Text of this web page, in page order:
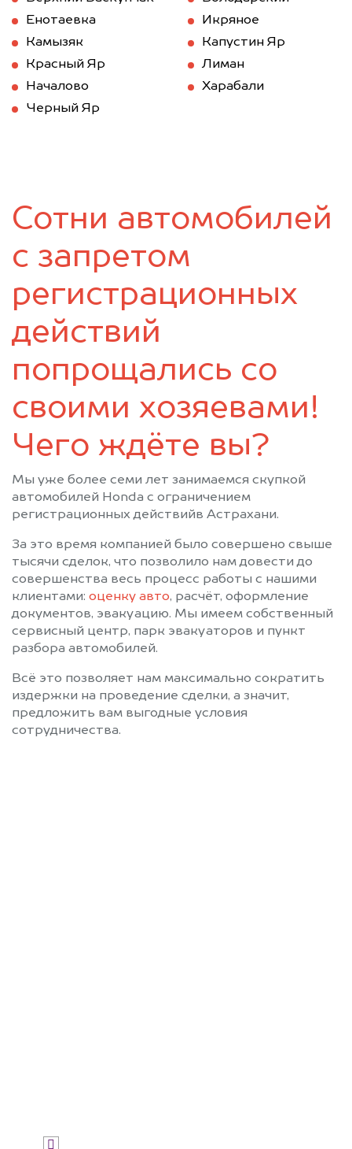
Енотаевка
Икряное
Камызяк
Капустин Яр
Красный Яр
Лиман
Началово
Харабали
Черный Яр
Сотни автомобилей
с запретом
регистрационных
действий
попрощались со
своими хозяевами!
Чего ждёте вы?
Мы уже более семи лет занимаемся скупкой
автомобилей Honda с ограничением
регистрационных действийв Астрахани.
За это время компанией было совершено свыше
тысячи сделок, что позволило нам довести до
совершенства весь процесс работы с нашими
клиентами: оценку авто, расчёт, оформление
документов, эвакуацию. Мы имеем собственный
сервисный центр, парк эвакуаторов и пункт
разбора автомобилей.
Всё это позволяет нам максимально сократить
издержки на проведение сделки, а значит,
предложить вам выгодные условия
сотрудничества.